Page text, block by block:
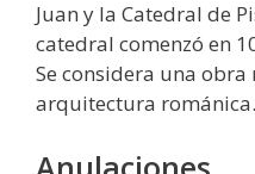
Juan y la Catedral de
catedral comenzó en
Se considera una obra
arquitectura románica.